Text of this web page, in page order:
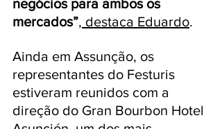
negócios para ambos os
mercados”, destaca Eduardo.
Ainda em Assunção, os
representantes do Festuris
estiveram reunidos com a
direção do Gran Bourbon Hotel